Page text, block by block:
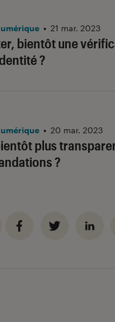
bientôt une
?
• 21 mar. 2023
plus
?
• 20 mar. 2023